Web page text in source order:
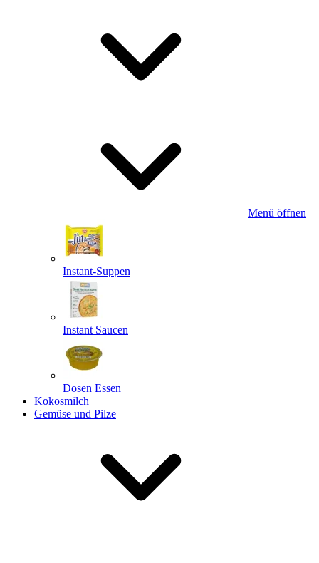
Menü öffnen
Instant-Suppen
Instant Saucen
Dosen Essen
Kokosmilch
Gemüse und Pilze